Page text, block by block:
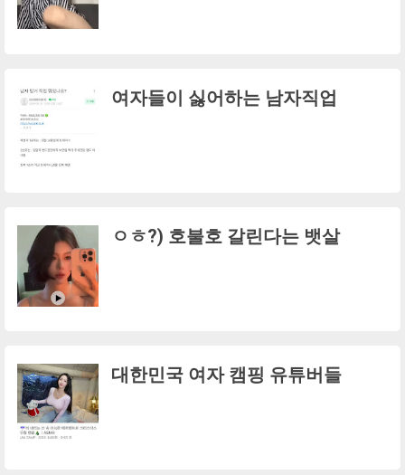
여자들이 싫어하는 남자직업
ㅇㅎ?) 호불호 갈린다는 뱃살
대한민국 여자 캠핑 유튜버들